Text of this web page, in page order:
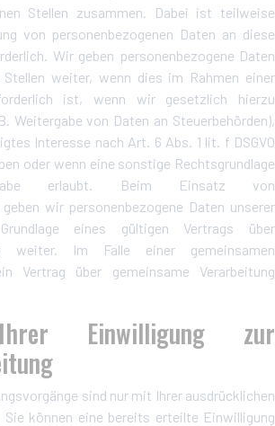
Stellen zusammen. Dabei ist teilweise
von personenbezogenen Daten an diese
Wir geben personenbezogene Daten
weiter, wenn dies im Rahmen einer
ist, wenn wir gesetzlich hierzu
Weitergabe von Daten an Steuerbehörden),
Interesse nach Art. 6 Abs. 1 lit. f DSGVO
oder wenn eine sonstige Rechtsgrundlage
erlaubt. Beim Einsatz von
wir personenbezogene Daten unserer
eines gültigen Vertrags über
weiter. Im Falle einer gemeinsamen
Vertrag über gemeinsame Verarbeitung
Einwilligung zur
sind nur mit Ihrer ausdrücklichen
Sie können eine bereits erteilte Einwilligung